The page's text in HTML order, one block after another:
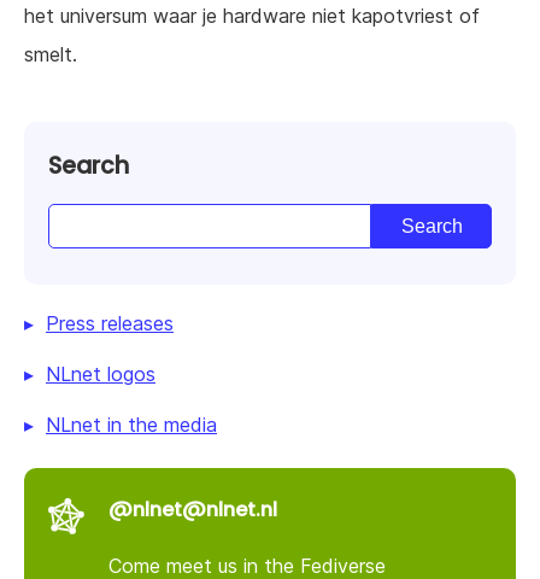
het universum waar je hardware niet kapotvriest of
smelt.
Search
Press releases
NLnet logos
NLnet in the media
@nlnet@nlnet.nl
Come meet us in the Fediverse